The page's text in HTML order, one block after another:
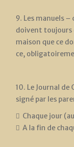
9. Les manuels
doivent toujours
maison que ce
ce,
10. Le Journal
signé par les
 Chaque jour
 A la fin de